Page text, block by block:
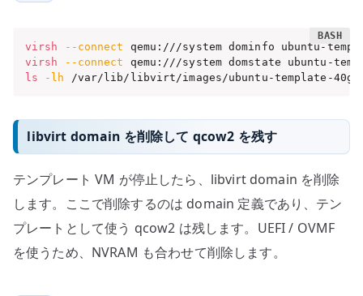
virsh
--connect
virsh
--connect
ls
-lh /var/lib/libvirt/images/ubuntu-template-
libvirt domain を削除して qcow2 を残す
テンプレート VM が停止したら、libvirt domain を削除
します。ここで削除するのは domain 定義であり、テン
プレートとして使う qcow2 は残します。UEFI / OVMF
を使うため、NVRAM も合わせて削除します。